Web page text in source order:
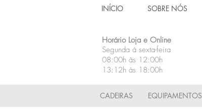
INÍCIO SOBRE NÓS
Horário Loja e Online
Segunda á sexta-feira
08:00h às 12:00h
13:12h às 18:00h
CADEIRAS EQUIPAMENTOS